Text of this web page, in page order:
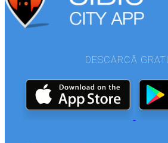
DESCARCĂ